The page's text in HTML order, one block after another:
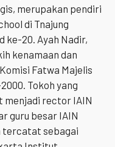
merupakan pendiri
di Tnajung
ke-20. Ayah Nadir,
kenamaan dan
Fatwa Majelis
Tokoh yang
menjadi rector IAIN
guru besar IAIN
tercatat sebagai